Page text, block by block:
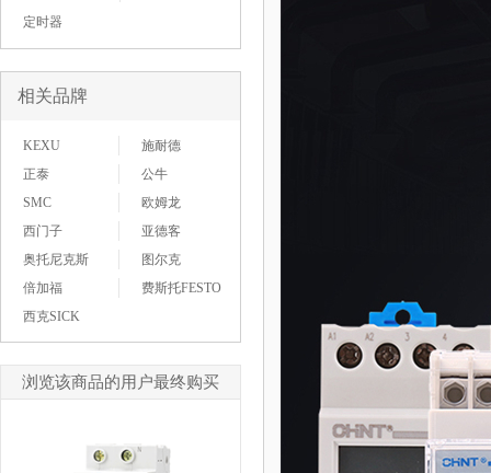
定时器
相关品牌
KEXU
施耐德
正泰
公牛
SMC
欧姆龙
西门子
亚德客
奥托尼克斯
图尔克
倍加福
费斯托FESTO
西克SICK
浏览该商品的用户最终购买